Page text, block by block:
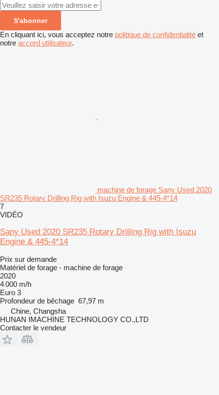
S'abonner
En cliquant ici, vous acceptez notre politique de confidentialité et
notre accord utilisateur.
machine de forage Sany Used 2020
SR235 Rotary Drilling Rig with Isuzu Engine & 445-4*14
7
VIDÉO
Sany Used 2020 SR235 Rotary Drilling Rig with Isuzu
Engine & 445-4*14
Prix sur demande
Matériel de forage - machine de forage
2020
4 000 m/h
Euro 3
Profondeur de bêchage 67,97 m
Chine, Changsha
HUNAN IMACHINE TECHNOLOGY CO.,LTD
Contacter le vendeur